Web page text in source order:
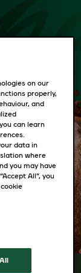
või
kohvi
on our
properly,
and
can learn
data in
where
you may have
All”, you